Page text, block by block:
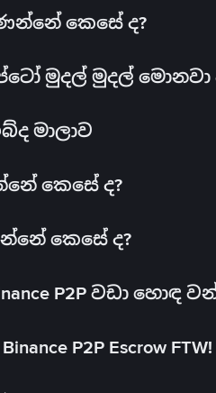
කෙසේ ද?
මුදල් මුදල් මොනවා
මාලාව
කෙසේ ද?
කෙසේ ද?
P2P වඩා හොඳ
P2P Escrow FTW!